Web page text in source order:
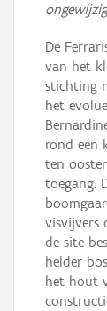
De
van het
stichting
het
rond een
ten
toegang.
visvijvers
de site
helder
het hout